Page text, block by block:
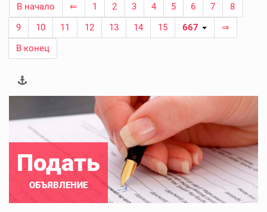
В начало ⇐ 1 2 3 4 5 6 7
8
9
10 11 12 13 14 15 667
⇒
В конец
Подать
ОБЪЯВЛЕНИЕ